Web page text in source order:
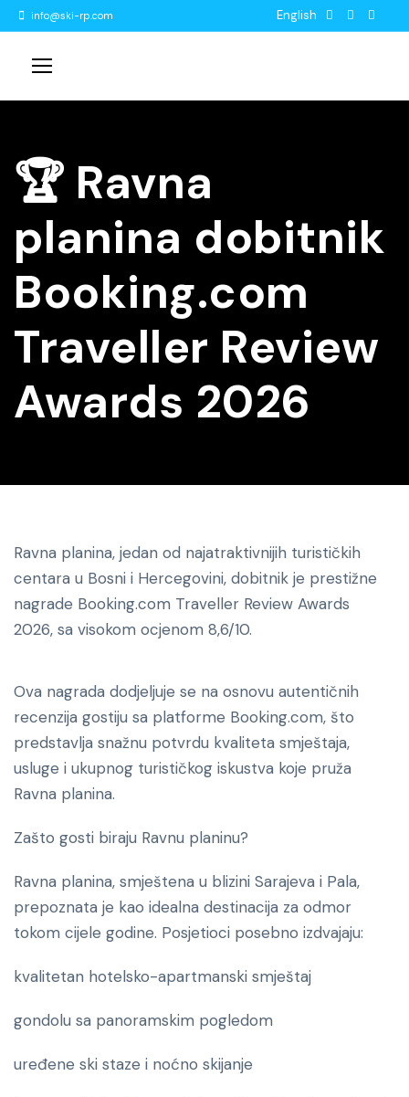
info@ski-rp.com English
🏆 Ravna
planina dobitnik
Booking.com
Traveller Review
Awards 2026
Ravna planina, jedan od najatraktivnijih turističkih
centara u Bosni i Hercegovini, dobitnik je prestižne
nagrade Booking.com Traveller Review Awards
2026, sa visokom ocjenom 8,6/10.
Ova nagrada dodjeljuje se na osnovu autentičnih
recenzija gostiju sa platforme Booking.com, što
predstavlja snažnu potvrdu kvaliteta smještaja,
usluge i ukupnog turističkog iskustva koje pruža
Ravna planina.
Zašto gosti biraju Ravnu planinu?
Ravna planina, smještena u blizini Sarajeva i Pala,
prepoznata je kao idealna destinacija za odmor
tokom cijele godine. Posjetioci posebno izdvajaju:
kvalitetan hotelsko-apartmanski smještaj
gondolu sa panoramskim pogledom
uređene ski staze i noćno skijanje